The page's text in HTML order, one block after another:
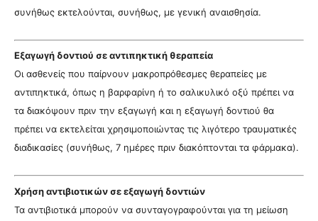
συνήθως εκτελούνται, συνήθως, με γενική αναισθησία.
Εξαγωγή δοντιού σε αντιπηκτική θεραπεία
Οι ασθενείς που παίρνουν μακροπρόθεσμες θεραπείες με
αντιπηκτικά, όπως η βαρφαρίνη ή το σαλικυλικό οξύ πρέπει να
τα διακόψουν πριν την εξαγωγή και η εξαγωγή δοντιού θα
πρέπει να εκτελείται χρησιμοποιώντας τις λιγότερο τραυματικές
διαδικασίες (συνήθως, 7 ημέρες πριν διακόπτονται τα φάρμακα).
Χρήση αντιβιοτικών σε εξαγωγή δοντιών
Τα αντιβιοτικά μπορούν να συνταγογραφούνται για τη μείωση